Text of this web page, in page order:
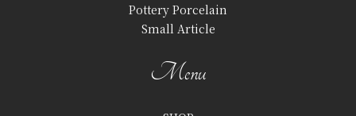
Pottery Porcelain
Small Article
Menu